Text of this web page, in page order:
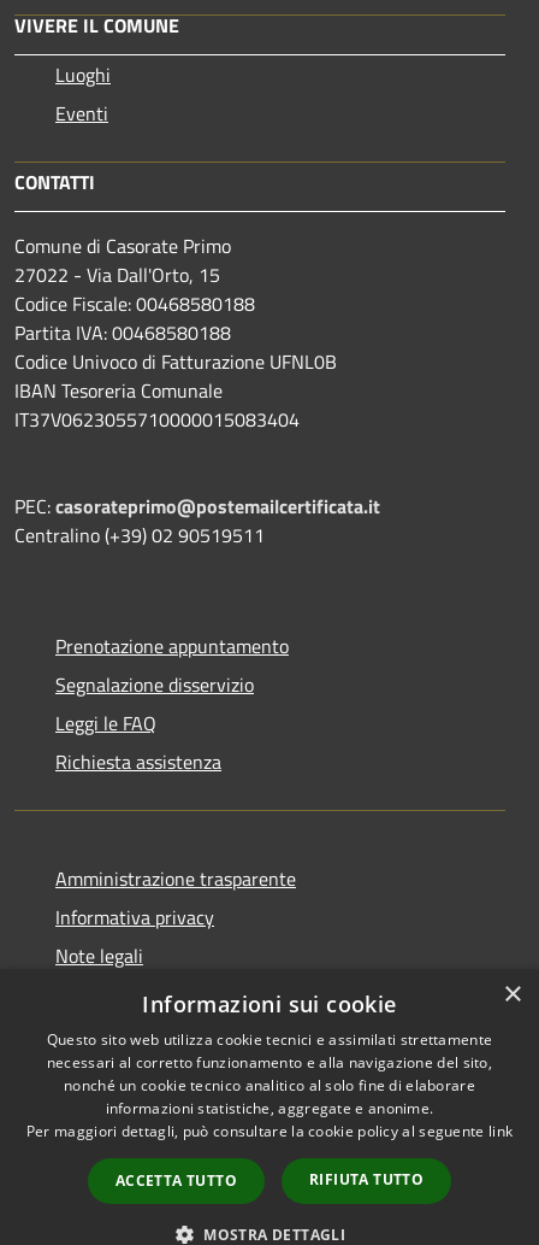
VIVERE IL COMUNE
Luoghi
Eventi
CONTATTI
Comune di Casorate Primo
27022 - Via Dall'Orto, 15
Codice Fiscale: 00468580188
Partita IVA: 00468580188
Codice Univoco di Fatturazione UFNL0B
IBAN Tesoreria Comunale
IT37V0623055710000015083404
PEC:casorateprimo@postemailcertificata.it
Centralino (+39) 02 90519511
Prenotazione appuntamento
Segnalazione disservizio
Leggi le FAQ
Richiesta assistenza
Amministrazione trasparente
Informativa privacy
Note legali
Dichiarazione di accessibilità
Accessibilità
Copyright © 2026 • Comune di
Casorate Primo • Powered by
Municipium•
Accesso
redazione
×
Informazioni sui cookie
Questo sito web utilizza cookie tecnici e assimilati strettamente
necessari al corretto funzionamento e alla navigazione del sito,
nonché un cookie tecnico analitico al solo fine di elaborare
informazioni statistiche, aggregate e anonime.
Per maggiori dettagli, può consultare la cookie policy al seguente link
ACCETTA TUTTO RIFIUTA TUTTO
MOSTRA DETTAGLI